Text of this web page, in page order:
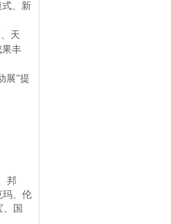
、新
天
果丰
展”提
邦
玛、伦
国